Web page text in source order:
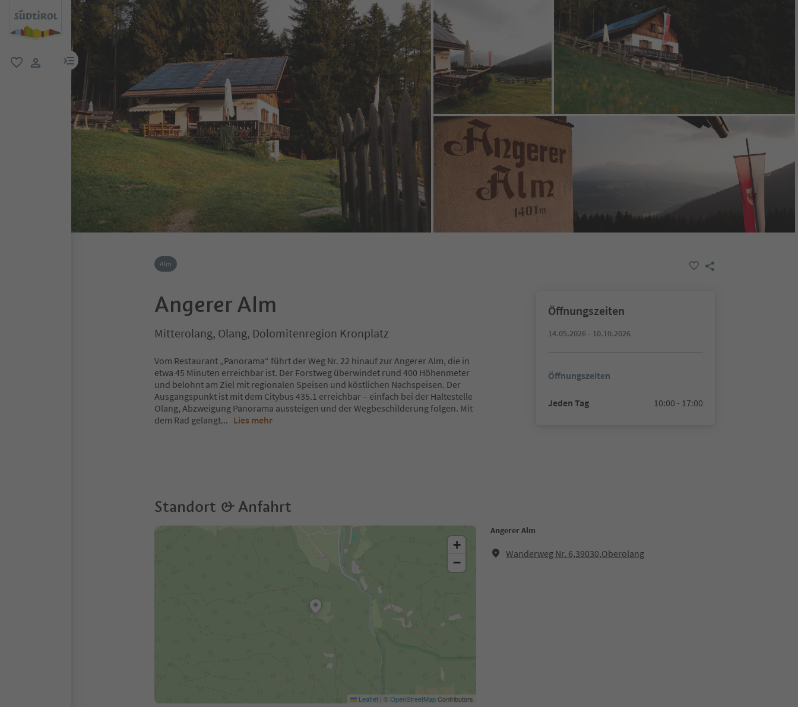
menu link
Alm
Angerer Alm
Mitterolang, Olang, Dolomitenregion Kronplatz
Vom Restaurant „Panorama“ führt der Weg Nr. 22 hinauf zur Angerer Alm, die in
etwa 45 Minuten erreichbar ist. Der Forstweg überwindet rund 400 Höhenmeter
und belohnt am Ziel mit regionalen Speisen und köstlichen Nachspeisen. Der
Ausgangspunkt ist mit dem Citybus 435.1 erreichbar – einfach bei der Haltestelle
Olang, Abzweigung Panorama aussteigen und der Wegbeschilderung folgen. Mit
dem Rad gelangt... Lies mehr
Öffnungszeiten
14.05.2026 - 10.10.2026
Öffnungszeiten
Jeden Tag 10:00 - 17:00
Standort & Anfahrt
Angerer Alm
Wanderweg Nr. 6,39030,Oberolang
+
−
Leaflet | ©OpenStreetMapContributors